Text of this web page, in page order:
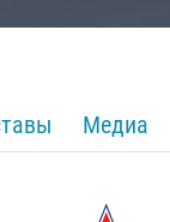
Медиа